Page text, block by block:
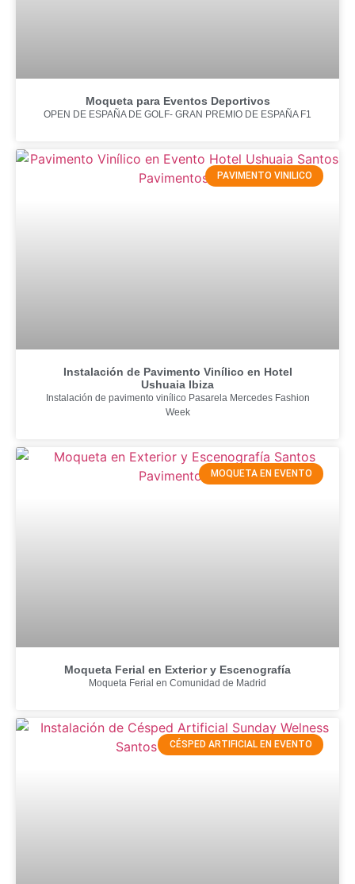
Moqueta para Eventos Deportivos
OPEN DE ESPAÑA DE GOLF- GRAN PREMIO DE ESPAÑA F1
PAVIMENTO VINILICO
Instalación de Pavimento Vinílico en Hotel
Ushuaia Ibiza
Instalación de pavimento vinílico Pasarela Mercedes Fashion
Week
MOQUETA EN EVENTO
Moqueta Ferial en Exterior y Escenografía
Moqueta Ferial en Comunidad de Madrid
CÉSPED ARTIFICIAL EN EVENTO